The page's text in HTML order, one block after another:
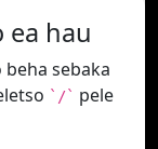
ea hau
sebaka
`/` pele